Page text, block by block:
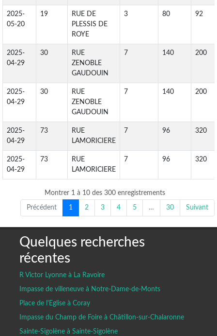
2025-
05-20
19
RUE DE
PLESSIS DE
ROYE
3 80 92
2025-
04-29
30
RUE
ZENOBLE
GAUDOUIN
7 140 200
2025-
04-29
30
RUE
ZENOBLE
GAUDOUIN
7 140 200
2025-
04-29
73
RUE
LAMORICIERE
7 96 320
2025-
04-29
73
RUE
LAMORICIERE
7 96 320
Montrer 1 à 10 des 300 enregistrements
Précédent 1 2 3 4 5 … 30 Suivant
Quelques recherches
récentes
R Victor Lyonne à La Ravoire
Impasse de villeneuve à Notre-Dame-de-Monts
Place de l'Eglise à Coray
Impasse du Champ de Foire à Châtillon-sur-Chalaronne
Sainte-Sigolène à Sainte-Sigolène